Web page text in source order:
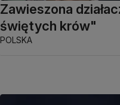
Zawieszona
świętych krów"
POLSKA